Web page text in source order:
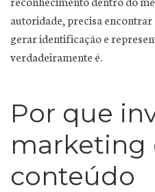
autoridade, precisa encontrar
gerar identificação e
verdadeiramente é.
Por que
marketing
conteúdo